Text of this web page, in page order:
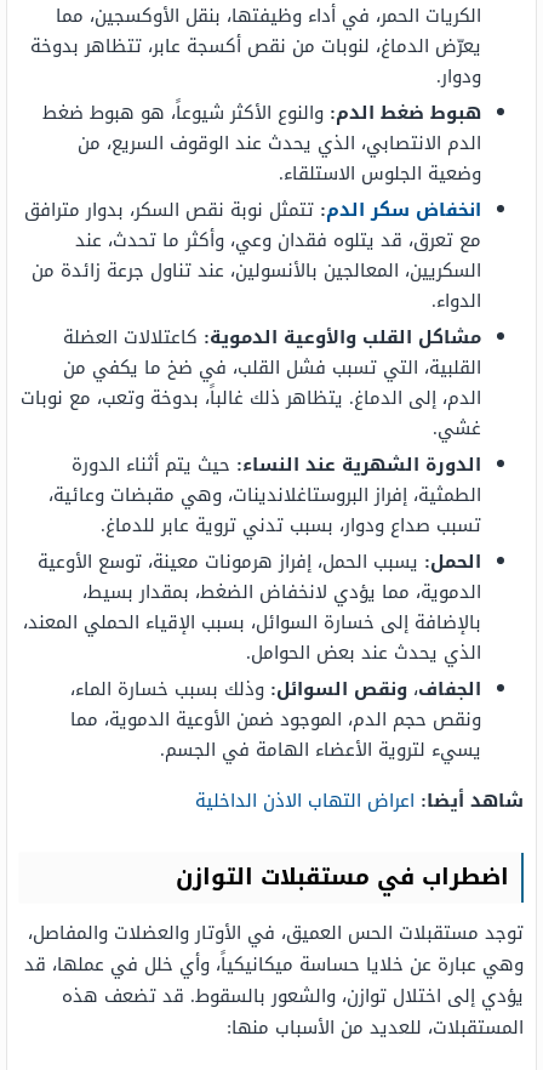
الكريات الحمر، في أداء وظيفتها، بنقل الأوكسجين، مما
يعرّض الدماغ، لنوبات من نقص أكسجة عابر، تتظاهر بدوخة
ودوار.
هبوط ضغط الدم: والنوع الأكثر شيوعاً، هو هبوط ضغط
الدم الانتصابي، الذي يحدث عند الوقوف السريع، من
وضعية الجلوس الاستلقاء.
انخفاض سكر الدم: تتمثل نوبة نقص السكر، بدوار مترافق
مع تعرق، قد يتلوه فقدان وعي، وأكثر ما تحدث، عند
السكريين، المعالجين بالأنسولين، عند تناول جرعة زائدة من
الدواء.
مشاكل القلب والأوعية الدموية: كاعتلالات العضلة
القلبية، التي تسبب فشل القلب، في ضخ ما يكفي من
الدم، إلى الدماغ. يتظاهر ذلك غالباً، بدوخة وتعب، مع نوبات
غشي.
الدورة الشهرية عند النساء: حيث يتم أثناء الدورة
الطمثية، إفراز البروستاغلاندينات، وهي مقبضات وعائية،
تسبب صداع ودوار، بسبب تدني تروية عابر للدماغ.
الحمل: يسبب الحمل، إفراز هرمونات معينة، توسع الأوعية
الدموية، مما يؤدي لانخفاض الضغط، بمقدار بسيط،
بالإضافة إلى خسارة السوائل، بسبب الإقياء الحملي المعند،
الذي يحدث عند بعض الحوامل.
الجفاف، ونقص السوائل: وذلك بسبب خسارة الماء،
ونقص حجم الدم، الموجود ضمن الأوعية الدموية، مما
يسيء لتروية الأعضاء الهامة في الجسم.
شاهد أيضا: اعراض التهاب الاذن الداخلية
اضطراب في مستقبلات التوازن
توجد مستقبلات الحس العميق، في الأوتار والعضلات والمفاصل،
وهي عبارة عن خلايا حساسة ميكانيكياً، وأي خلل في عملها، قد
يؤدي إلى اختلال توازن، والشعور بالسقوط. قد تضعف هذه
المستقبلات، للعديد من الأسباب منها: